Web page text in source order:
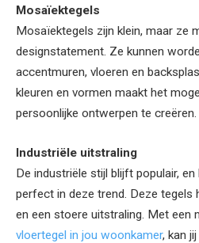
Mosaïektegels
Mosaïektegels zijn klein, maar ze
designstatement. Ze kunnen
accentmuren, vloeren en
kleuren en vormen maakt het
persoonlijke ontwerpen te creëren.
Industriële uitstraling
De industriële stijl blijft populair,
perfect in deze trend. Deze tegels
en een stoere uitstraling. Met een
vloertegel in jou woonkamer, kan